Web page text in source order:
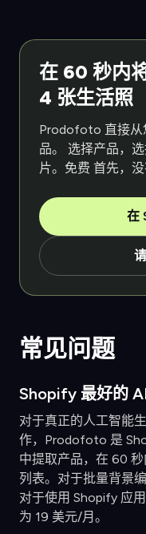
在 60 秒内
4 张生活照
Prodofoto 直接从
品。 选择产品，
片。免费 首先，没
在
常见问题
Shopify 最好的
对于真正的人工智能
作，Prodofoto 是
中提取产品，在 60
列表。对于批量背景
对于使用 Shopify 应
为 19 美元/月。